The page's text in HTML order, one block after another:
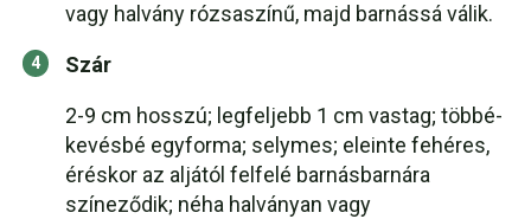
vagy halvány rózsaszínű, majd barnássá válik.
Szár
2-9 cm hosszú; legfeljebb 1 cm vastag; többé-
kevésbé egyforma; selymes; eleinte fehéres,
éréskor az aljától felfelé barnásbarnára
színeződik; néha halványan vagy